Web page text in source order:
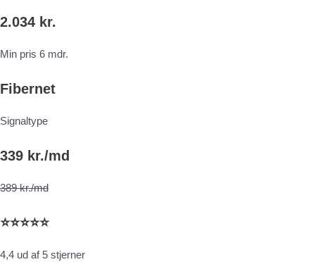
2.034 kr.
Min pris 6 mdr.
Fibernet
Signaltype
339 kr./md
389 kr./md
⭐⭐⭐⭐⭐
4,4 ud af 5 stjerner